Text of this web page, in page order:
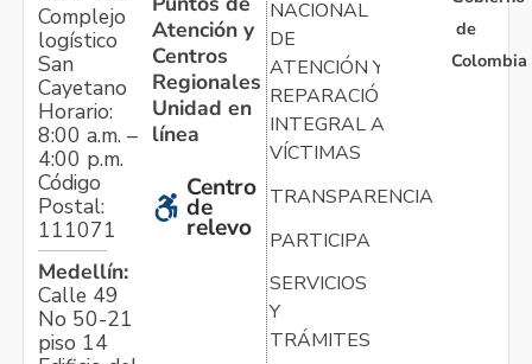
Complejo
logístico
San
Cayetano
Horario:
8:00 a.m. –
4:00 p.m.
Código
Postal:
111071
Medellín:
Calle 49
No 50-21
piso 14
Atención y
Centros
Regionales
Unidad en
línea
Centro
de
relevo
NACIONAL
DE
ATENCIÓN Y
REPARACIÓN
INTEGRAL A
VÍCTIMAS
TRANSPARENCIA
PARTICIPA
SERVICIOS
Y
TRÁMITES
de
Colombia